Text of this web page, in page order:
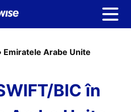
Emiratele Arabe Unite
BIC în